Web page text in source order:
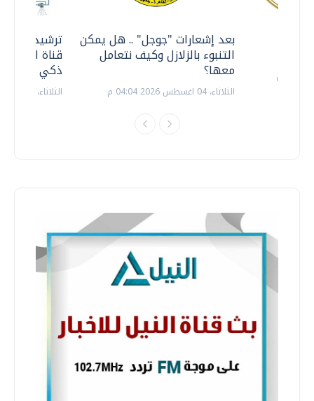
ترشيدا
قناة
ذكي
الثلاثاء، 14 يوليو 2026 06:11 م
بعد إشعارات "جوجل" .. هل يمكن
التنبوء بالزلازل وكيف نتعامل
معها؟
الثلاثاء، 04 اغسطس 2026 04:04 م